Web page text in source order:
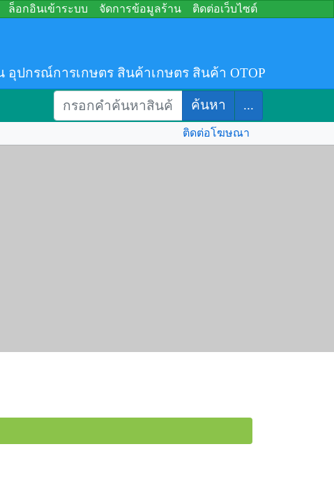
ล็อกอินเข้าระบบ จัดการข้อมูลร้าน ติดต่อเว็บไซต์
ปกรณ์การเกษตร สินค้าเกษตร สินค้า OTOP
ค้นหา ...
ติดต่อโฆษณา